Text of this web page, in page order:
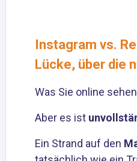
Instagram vs.
Lücke, über die
Was Sie online
Aber es ist
Ein Strand auf den